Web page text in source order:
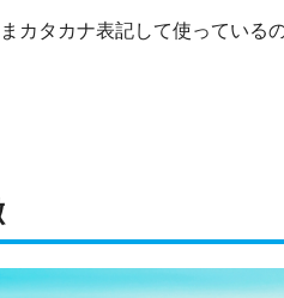
カタカナ表記して使ってい